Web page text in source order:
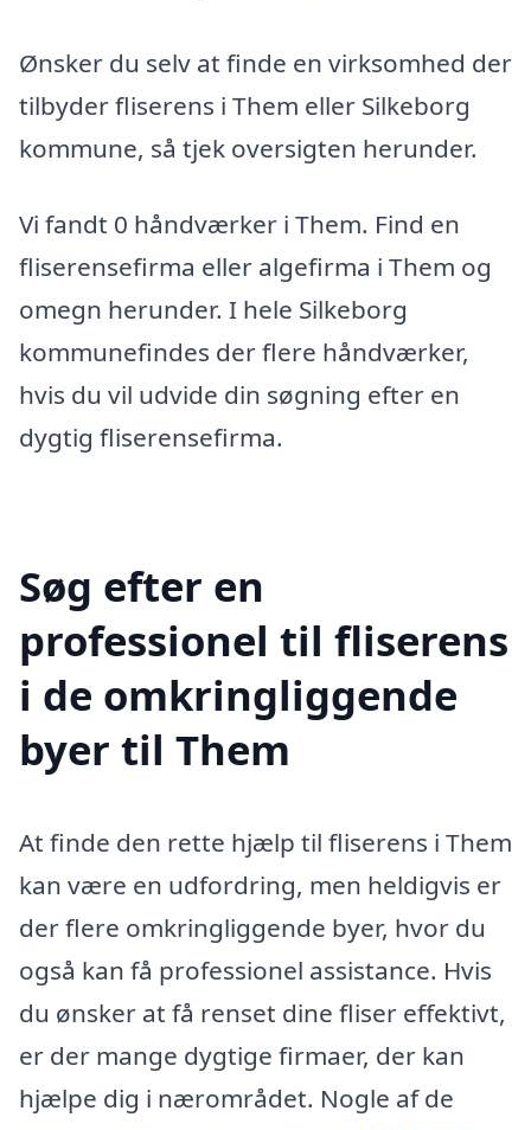
Ønsker du selv at finde en virksomhed der
tilbyder fliserens i Them eller Silkeborg
kommune, så tjek oversigten herunder.
Vi fandt 0 håndværker i Them. Find en
fliserensefirma eller algefirma i Them og
omegn herunder. I hele Silkeborg
kommunefindes der flere håndværker,
hvis du vil udvide din søgning efter en
dygtig fliserensefirma.
Søg efter en
professionel til fliserens
i de omkringliggende
byer til Them
At finde den rette hjælp til fliserens i Them
kan være en udfordring, men heldigvis er
der flere omkringliggende byer, hvor du
også kan få professionel assistance. Hvis
du ønsker at få renset dine fliser effektivt,
er der mange dygtige firmaer, der kan
hjælpe dig i nærområdet. Nogle af de